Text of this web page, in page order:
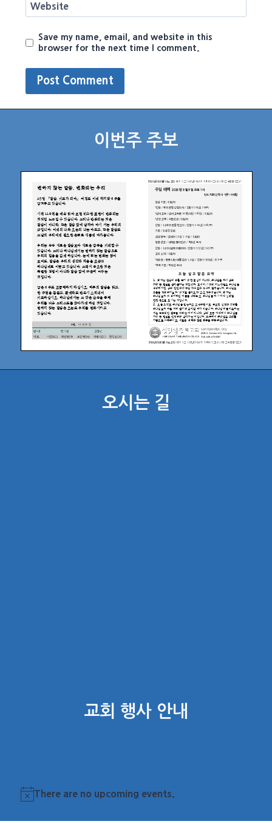
Website
Save my name, email, and website in this
browser for the next time I comment.
이번주 주보
오시는 길
교회 행사 안내
Notice
There are no upcoming events.